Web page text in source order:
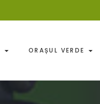
ORAȘUL VERDE